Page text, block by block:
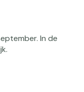
In de